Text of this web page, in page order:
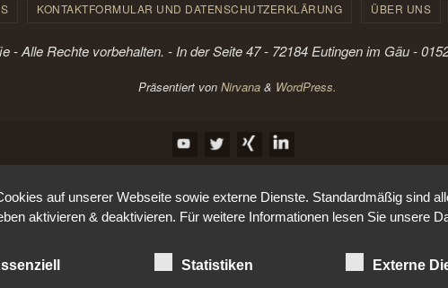
KONTAKTFORMULAR UND DATENSCHUTZERKLÄRUNG ÜBER UNS
- Alle Rechte vorbehalten. - In der Seite 47 - 72184 Eutingen im Gäu -
Präsentiert von Nirvana& WordPress.
auf unserer Webseite sowie externe Dienste. Standardmäßig sind
aktivieren & deaktivieren. Für weitere Informationen lesen Sie unsere
Statistiken Externe